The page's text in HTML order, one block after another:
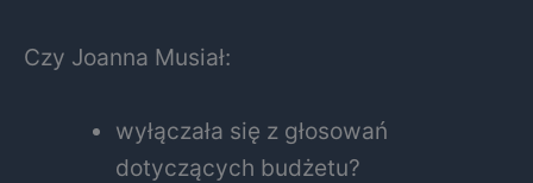
Czy Joanna Musiał:
wyłączała się z głosowań
dotyczących budżetu?